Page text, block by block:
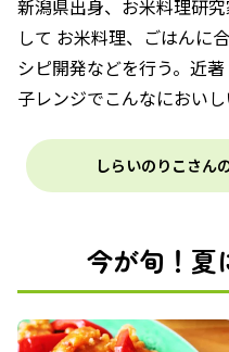
新潟県出身、お米料理研
して お米料理、ごはんに
シピ開発などを行う。近
子レンジでこんなにおい
しらいのりこさん
今が旬！夏